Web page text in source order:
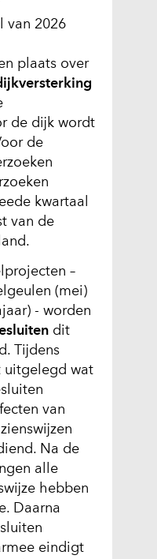
van 2026
plaats over
de dijk wordt
de
kwartaal
van de
–
(mei)
- worden
dit
Tijdens
uitgelegd wat
van
Na de
alle
hebben
Daarna
eindigt